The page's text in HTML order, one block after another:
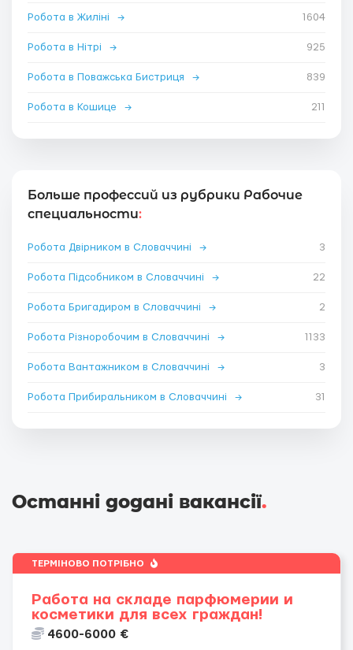
Робота в Жиліні → 1604
Робота в Нітрі → 925
Робота в Поважська Бистриця → 839
Робота в Кошице → 211
Больше профессий из рубрики Рабочие
специальности:
Робота Двірником в Словаччині → 3
Робота Підсобником в Словаччині → 22
Робота Бригадиром в Словаччині → 2
Робота Різноробочим в Словаччині → 1133
Робота Вантажником в Словаччині → 3
Робота Прибиральником в Словаччині → 31
Останні додані вакансії.
ТЕРМІНОВО ПОТРІБНО
Работа на складе парфюмерии и
косметики для всех граждан!
4600-6000 €